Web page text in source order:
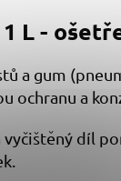
L -
a gum
a
vyčištěný díl